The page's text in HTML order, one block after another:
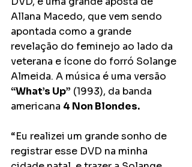
Allana Macedo, que vem sendo
apontada como a grande
revelação do feminejo ao lado da
veterana e ícone do forró Solange
Almeida. A música é uma versão
“What’s Up” (1993), da banda
americana 4 Non Blondes.
“Eu realizei um grande sonho de
registrar esse DVD na minha